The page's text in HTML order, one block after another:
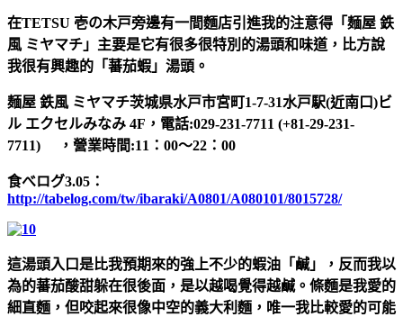
在TETSU 壱の木戸旁邊有一間麵店引進我的注意得「麺屋 鉄
風 ミヤマチ」主要是它有很多很特別的湯頭和味道，比方說
我很有興趣的「蕃茄蝦」湯頭。
麺屋 鉄風 ミヤマチ茨城県水戸市宮町1-7-31水戸駅(近南口)ビ
ル エクセルみなみ 4F，電話:029-231-7711 (+81-29-231-
7711) ，營業時間:11：00～22：00
食べログ3.05：
http://tabelog.com/tw/ibaraki/A0801/A080101/8015728/
這湯頭入口是比我預期來的強上不少的蝦油「鹹」，反而我以
為的蕃茄酸甜躲在很後面，是以越喝覺得越鹹。條麵是我愛的
細直麵，但咬起來很像中空的義大利麵，唯一我比較愛的可能